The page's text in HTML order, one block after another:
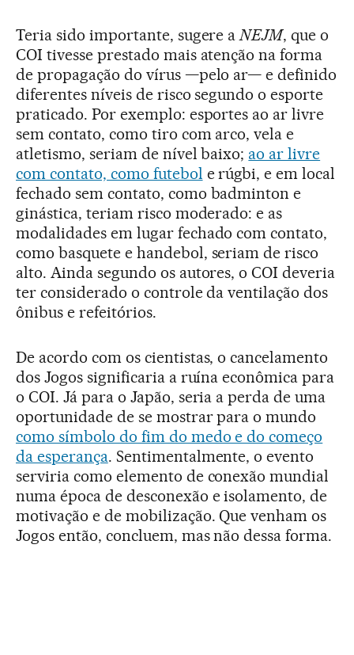
Teria sido importante, sugere aNEJM, que o
COI tivesse prestado mais atenção na forma
de propagação do vírus —pelo ar— e definido
diferentes níveis de risco segundo o esporte
praticado. Por exemplo: esportes ao ar livre
sem contato, como tiro com arco, vela e
atletismo, seriam de nível baixo; ao ar livre
com contato, como futebol e rúgbi, e em local
fechado sem contato, como badminton e
ginástica, teriam risco moderado: e as
modalidades em lugar fechado com contato,
como basquete e handebol, seriam de risco
alto. Ainda segundo os autores, o COI deveria
ter considerado o controle da ventilação dos
ônibus e refeitórios.
De acordo com os cientistas, o cancelamento
dos Jogos significaria a ruína econômica para
o COI. Já para o Japão, seria a perda de uma
oportunidade de se mostrar para o mundo
como símbolo do fim do medo e do começo
da esperança. Sentimentalmente, o evento
serviria como elemento de conexão mundial
numa época de desconexão e isolamento, de
motivação e de mobilização. Que venham os
Jogos então, concluem, mas não dessa forma.